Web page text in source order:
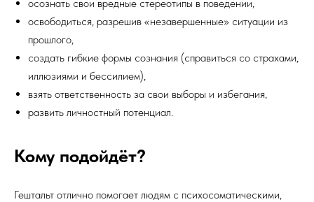
осознать свои вредные стереотипы в поведении,
освободиться, разрешив «незавершенные» ситуации из
прошлого,
создать гибкие формы сознания (справиться со страхами,
иллюзиями и бессилием),
взять ответственность за свои выборы и избегания,
развить личностный потенциал.
Кому подойдёт?
Гештальт отлично помогает людям с психосоматическими,